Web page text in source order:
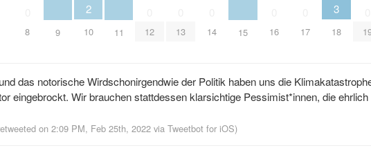
8 9
2
10 11 12 13 14 15 16 17
3
18
das notorische Wirdschonirgendwie der Politik haben uns die
eingebrockt. Wir brauchen stattdessen klarsichtige Pessimist*innen, die
on 2:09 PM, Feb 25th, 2022 via Tweetbot for iΟS)